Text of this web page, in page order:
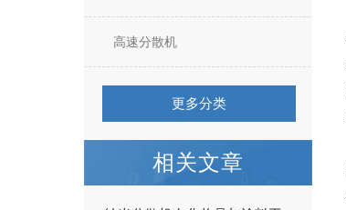
高速分散机
更多分类
相关文章